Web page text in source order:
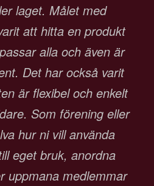
laget. Målet med
att hitta en produkt
alla och även är
Det har också varit
är flexibel och enkelt
Som förening eller
hur ni vill använda
eget bruk, anordna
uppmana medlemmar